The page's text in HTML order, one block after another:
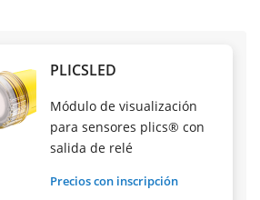
PLICSLED
Módulo de visualización
para sensores plics® con
salida de relé
Precios con inscripción